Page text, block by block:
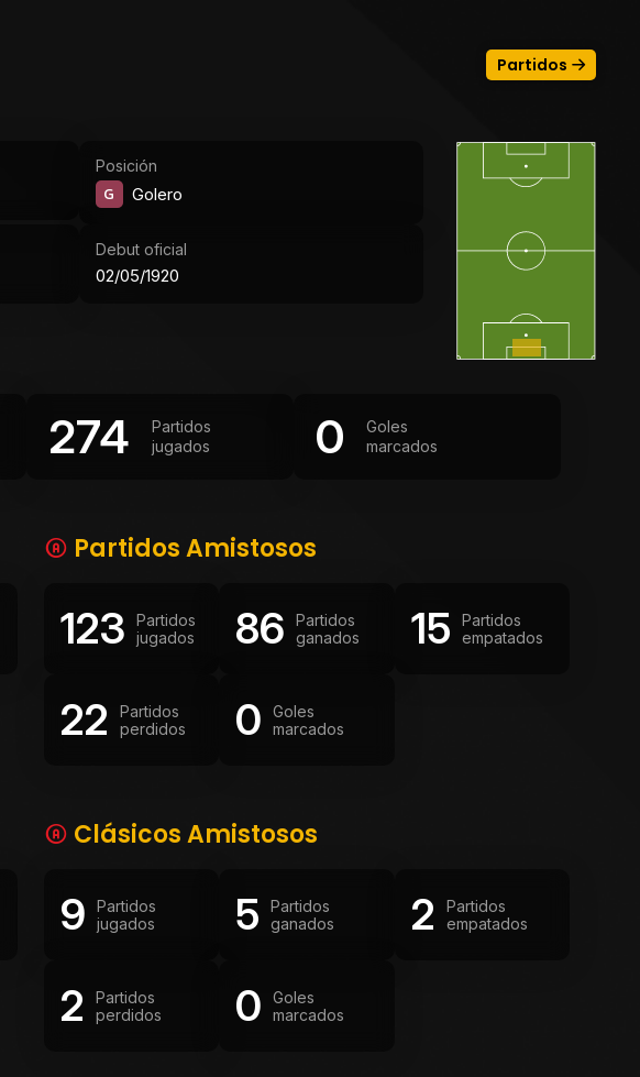
Partidos
Posición
G Golero
Debut oficial
02/05/1920
274
Partidos
jugados
0
Goles
marcados
Partidos Amistosos
123
Partidos
jugados
86
Partidos
ganados
15
Partidos
empatados
22
Partidos
perdidos
0
Goles
marcados
Clásicos Amistosos
9
Partidos
jugados
5
Partidos
ganados
2
Partidos
empatados
2
Partidos
perdidos
0
Goles
marcados